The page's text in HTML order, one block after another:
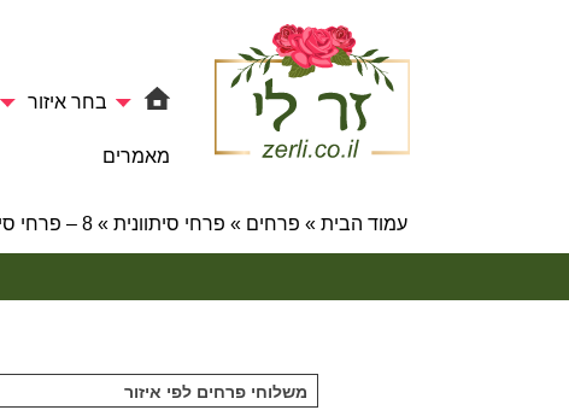
בחר איזור
מאמרים
עמוד הבית » פרחים » פרחי סיתוונית » 8 – פרחי סיתוונית
משלוחי פרחים לפי איזור